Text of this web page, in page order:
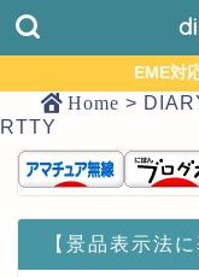
EME対
Home >
RTTY
【景品表示法